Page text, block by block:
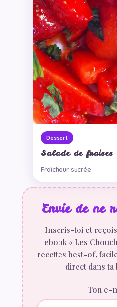
Dessert
Salade de fraises
Fraîcheur sucrée
Envie de ne
Inscris-toi et
ebook « Les
recettes best-of,
direct dans ta
Ton e-